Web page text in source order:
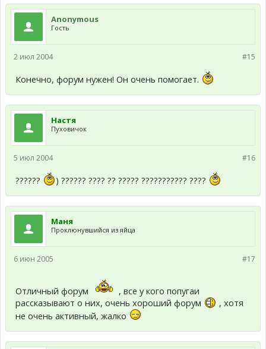
Anonymous
Гость
#15
2 июл 2004
Конечно, форум нужен! Он очень помогает.
Настя
Пуховичок
#16
5 июл 2004
?????? ) ?????? ???? ?? ????? ??????????? ????
Маня
Проклюнувшийся из яйца
#17
6 июн 2005
Отличный форум
, все у кого попугаи
рассказывают о них, очень хороший форум
, хотя
не очень активный, жалко